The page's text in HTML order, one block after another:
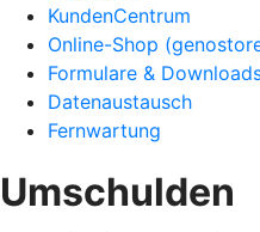
KundenCentrum
Online-Shop
Formulare &
Datenaustausch
Fernwartung
Umschulden